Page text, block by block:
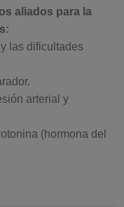
aliados para la
las dificultades
arterial y
(hormona del